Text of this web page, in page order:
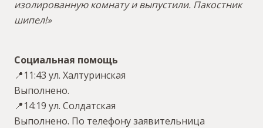
изолированную комнату и выпустили. Пакостник
шипел!»
Социальная помощь
📍11:43 ул. Халтуринская
Выполнено.
📍14:19 ул. Солдатская
Выполнено. По телефону заявительница